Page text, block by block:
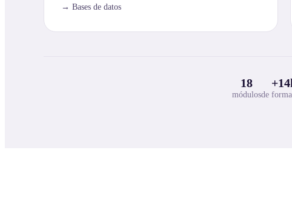
Bases de datos
18
módulosde